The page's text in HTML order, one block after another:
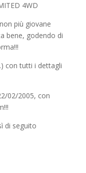
4WD
più giovane
bene, godendo di
con tutti i dettagli
02/2005, con
di seguito